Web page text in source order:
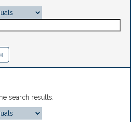
search results.